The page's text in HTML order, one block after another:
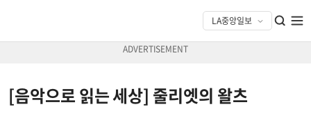
[음악으로 읽는 세상] 줄리엣의 왈츠